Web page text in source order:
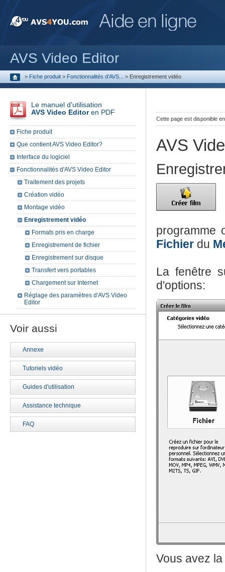
AVS Video Editor
> Fiche produit > Fonctionnalités d'AVS... > Enregistrement vidéo
Cette page est disponible
AVS
programme
Fichier du
La fenêtre
d'options:
Vous avez
Le manuel d'utilisation
AVS Video Editoren PDF
Fiche produit
Que contient AVS Video Editor?
Interface du logiciel
Fonctionnalités d'AVS Video Editor
Traitement des projets
Création vidéo
Montage vidéo
Enregistrement vidéo
Formats pris en charge
Enregistrement de fichier
Enregistrement sur disque
Transfert vers portables
Chargement sur Internet
Réglage des paramètres d'AVS Video
Editor
Voir aussi
Annexe
Tutoriels vidéo
Guides d'utilisation
Assistance technique
FAQ